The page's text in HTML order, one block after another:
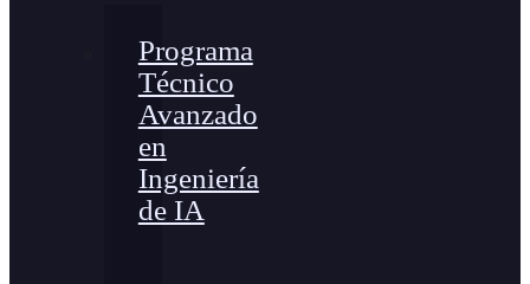
Programa
Técnico
Avanzado
en
Ingeniería
de IA